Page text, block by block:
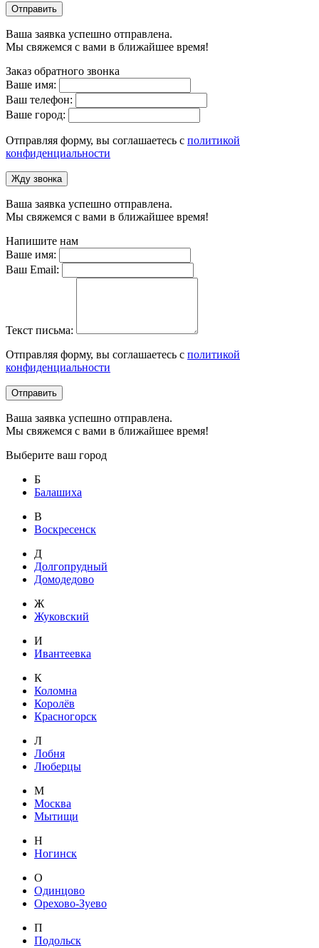
Отправить
Ваша заявка успешно отправлена.
Мы свяжемся с вами в ближайшее время!
Заказ обратного звонка
Ваше имя:
Ваш телефон:
Ваше город:
Отправляя форму, вы соглашаетесь с политикой
конфиденциальности
Жду звонка
Ваша заявка успешно отправлена.
Мы свяжемся с вами в ближайшее время!
Напишите нам
Ваше имя:
Ваш Email:
Текст письма:
Отправляя форму, вы соглашаетесь с политикой
конфиденциальности
Отправить
Ваша заявка успешно отправлена.
Мы свяжемся с вами в ближайшее время!
Выберите ваш город
Б
Балашиха
В
Воскресенск
Д
Долгопрудный
Домодедово
Ж
Жуковский
И
Ивантеевка
К
Коломна
Королёв
Красногорск
Л
Лобня
Люберцы
М
Москва
Мытищи
Н
Ногинск
О
Одинцово
Орехово-Зуево
П
Подольск